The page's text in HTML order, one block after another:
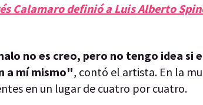
Calamaro definió a Luis Alberto
no es creo, pero no tengo idea si
a mí mismo", contó el artista. En la
en un lugar de cuatro por cuatro.